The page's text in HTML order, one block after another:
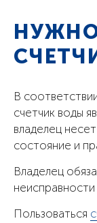
В
счетчик воды
владелец
состояние и
Владелец
Пользоваться